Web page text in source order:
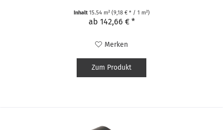
Inhalt15.54 m² (9,18 € * / 1 m²)
ab 142,66 € *
Merken
Zum Produkt